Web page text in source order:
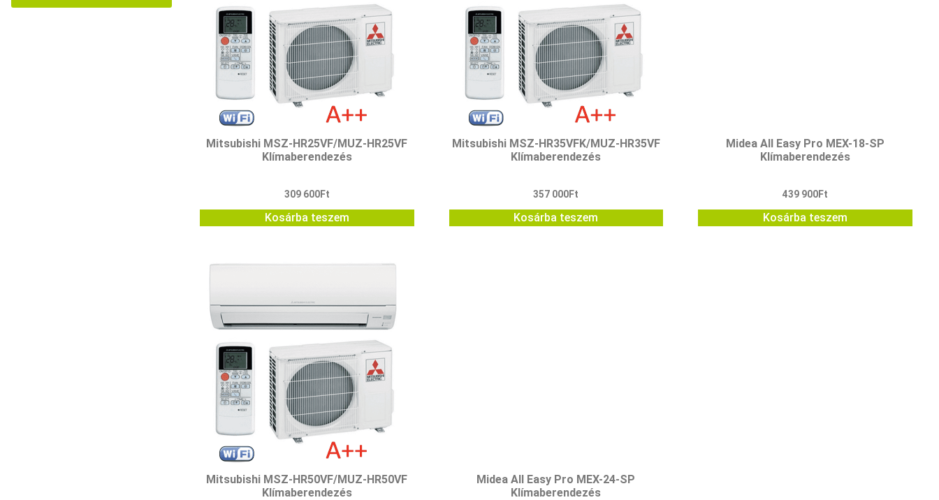
Mitsubishi MSZ-HR25VF/MUZ-HR25VF
Klímaberendezés
309 600Ft
Kosárba teszem
Mitsubishi MSZ-HR35VFK/MUZ-HR35VF
Klímaberendezés
357 000Ft
Kosárba teszem
Midea All Easy Pro MEX-18-SP
Klímaberendezés
439 900Ft
Kosárba teszem
Mitsubishi MSZ-HR50VF/MUZ-HR50VF
Klímaberendezés
Midea All Easy Pro MEX-24-SP
Klímaberendezés